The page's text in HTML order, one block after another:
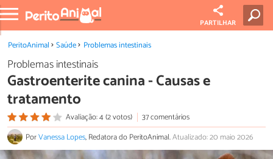
PARTILHAR
PeritoAnimal Saúde Problemas intestinais
Problemas intestinais
Gastroenterite canina - Causas e
tratamento
Avaliação: 4 (2 votos)
37 comentários
PorVanessa Lopes, Redatora do PeritoAnimal.Atualizado: 20 maio 2026